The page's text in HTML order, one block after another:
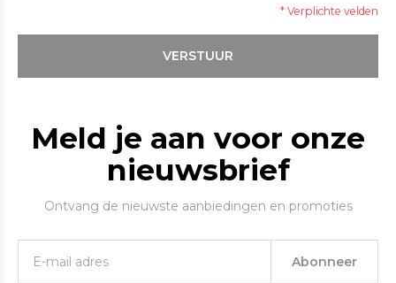
* Verplichte velden
VERSTUUR
Meld je aan voor onze
nieuwsbrief
Ontvang de nieuwste aanbiedingen en promoties
Abonneer